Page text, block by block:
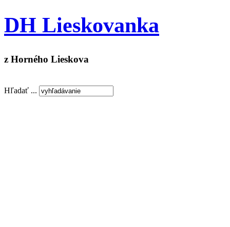
DH Lieskovanka
z Horného Lieskova
Hľadať ...